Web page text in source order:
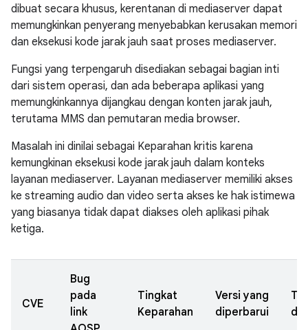
dibuat secara khusus, kerentanan di mediaserver dapat
memungkinkan penyerang menyebabkan kerusakan memori
dan eksekusi kode jarak jauh saat proses mediaserver.
Fungsi yang terpengaruh disediakan sebagai bagian inti
dari sistem operasi, dan ada beberapa aplikasi yang
memungkinkannya dijangkau dengan konten jarak jauh,
terutama MMS dan pemutaran media browser.
Masalah ini dinilai sebagai Keparahan kritis karena
kemungkinan eksekusi kode jarak jauh dalam konteks
layanan mediaserver. Layanan mediaserver memiliki akses
ke streaming audio dan video serta akses ke hak istimewa
yang biasanya tidak dapat diakses oleh aplikasi pihak
ketiga.
CVE
Bug
pada
link
Tingkat
Keparahan
Versi yang
diperbarui